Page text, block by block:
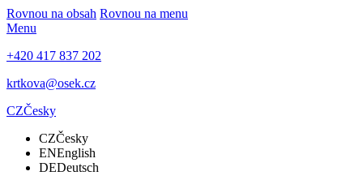
Rovnou na obsah Rovnou na menu
Menu
+420 417 837 202
krtkova@osek.cz
CZČesky
CZČesky
ENEnglish
DEDeutsch